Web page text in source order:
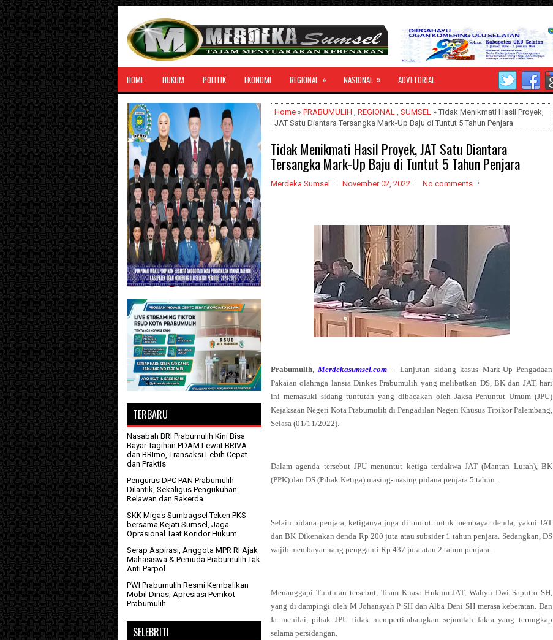
HOME HUKUM POLITIK EKONOMI REGIONAL » NASIONAL » ADVETORIAL
Home » PRABUMULIH , REGIONAL , SUMSEL » Tidak Menikmati Hasil Proyek,
JAT Satu Diantara Tersangka Mark-Up Baju di Tuntut 5 Tahun Penjara
Tidak Menikmati Hasil Proyek, JAT Satu Diantara
Tersangka Mark-Up Baju di Tuntut 5 Tahun Penjara
Merdeka Sumsel November 02, 2022 No comments
Prabumulih,Merdekasumsel.com -- Lanjutan sidang kasus Mark-Up Pengadaan
Pakaian olahraga lansia Dinkes Prabumulih yang melibatkan DS, BK dan JAT, hari
ini memasuki sidang tuntutan yang dibacakan oleh Jaksa Penuntut Umum (JPU)
Kejaksaan Negeri Kota Prabumulih di Pengadilan Negeri Khusus Tipikor Palembang,
Selasa (01/11/2022).
Dalam agenda tersebut JPU menuntut ketiga terdakwa JAT (Mantan Lurah), BK
(PPK) dan DS (Pihak Ketiga) masing-masing pidana penjara 5 tahun.
Selain pidana penjara, ketiganya juga di tuntut untuk membayar denda, yakni JAT
dan BK Dikenakan denda Rp 200 juta atau subsider 1 tahun penjara. Sedangkan, DS
wajib membayar uang pengganti Rp 437 juta atau 2 tahun penjara.
Menanggapi Tuntutan tersebut, Team Kuasa Hukum JAT, Wahyu Dwi Saputro SH,
yang di dampingi oleh M Johansyah P SH dan Alba Deni SH merasa keberatan. Dan
Ia menilai, pihak JPU tidak mempertimbangkan sejumlah fakta yang terungkap
selama persidangan.
TERBARU
Nasabah BRI Prabumulih Kini Bisa
Bayar Tagihan PDAM Lewat BRIVA
dan BRImo, Transaksi Lebih Cepat
dan Praktis
Pengurus DPC PAN Prabumulih
Dilantik, Sekaligus Pengukuhan
Relawan dan Rakerda
SKK Migas Sumbagsel Teken PKS
bersama Kejati Sumsel, Jaga
Oprasional Taat Koridor Hukum
Serap Aspirasi, Anggota MPR RI Ajak
Mahasiswa & Pemuda Prabumulih Tak
Anti Parpol
PWI Prabumulih Resmi Kembalikan
Mobil Dinas, Apresiasi Pemkot
Prabumulih
SELEBRITI